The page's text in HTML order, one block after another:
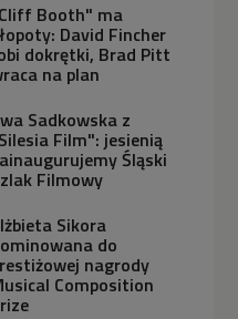
Booth" ma
David Fincher
dokrętki, Brad Pitt
na plan
Sadkowska z
Film": jesienią
Śląski
Filmowy
Sikora
do
nagrody
Composition